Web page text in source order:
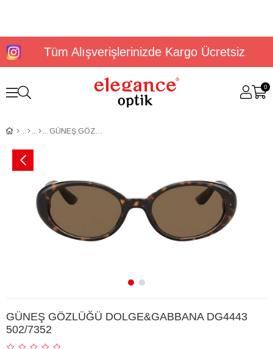
Tüm Alışverişlerinizde Kargo Ücretsiz
0
GÜNEŞ GÖZLÜĞÜ DOLGE&GABBANA DG4443 502/7352
GÜNEŞ GÖZLÜĞÜ DOLGE&GABBANA DG4443
502/7352